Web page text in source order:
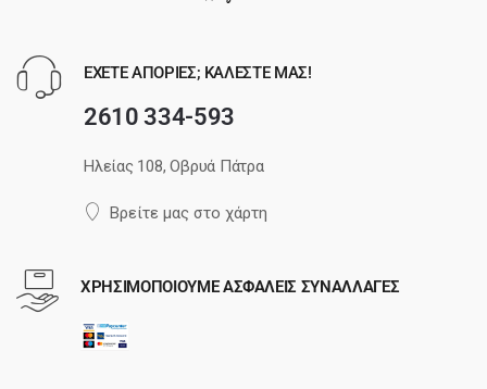
ΕΧΕΤΕ ΑΠΟΡΙΕΣ; ΚΑΛΕΣΤΕ ΜΑΣ!
2610 334-593
Ηλείας 108, Οβρυά Πάτρα
Βρείτε μας στο χάρτη
ΧΡΗΣΙΜΟΠΟΙΟΥΜΕ ΑΣΦΑΛΕΙΣ ΣΥΝΑΛΛΑΓΕΣ